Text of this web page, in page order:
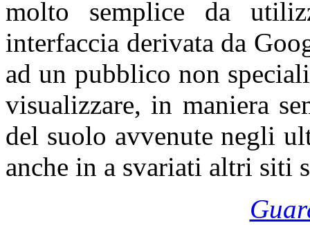
molto semplice da
interfaccia derivata da
ad un pubblico non
visualizzare, in maniera
del suolo avvenute negli
anche in a svariati altri siti